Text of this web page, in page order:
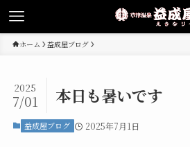
ホーム 益成屋ブログ
本日も暑いです
2025
7/01
益成屋ブログ 2025年7月1日